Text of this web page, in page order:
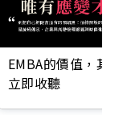
EMBA的價值，
立即收聽